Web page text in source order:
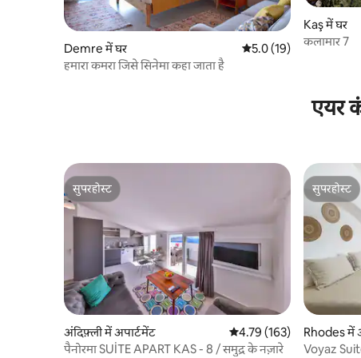
Demre में घर औसत रेटिंग 5 में से 5.0, 19
5.0 (19)
हमारा कमरा जिसे सिनेमा कहा जाता है
Kaş में घर
कलामार 7
एयर
सुपरहोस्ट
सुपरहोस्ट
अंदिफ़्ली में अपार्टमेंट औसत रेटिंग 5 में से 4.79, 163
4.79 (163)
पैनोरमा SUİTE APART KAS - 8 / समुद्र के नज़ारे
सुपरहोस्ट
सुपरहोस्ट
Rhodes में
Voyaz